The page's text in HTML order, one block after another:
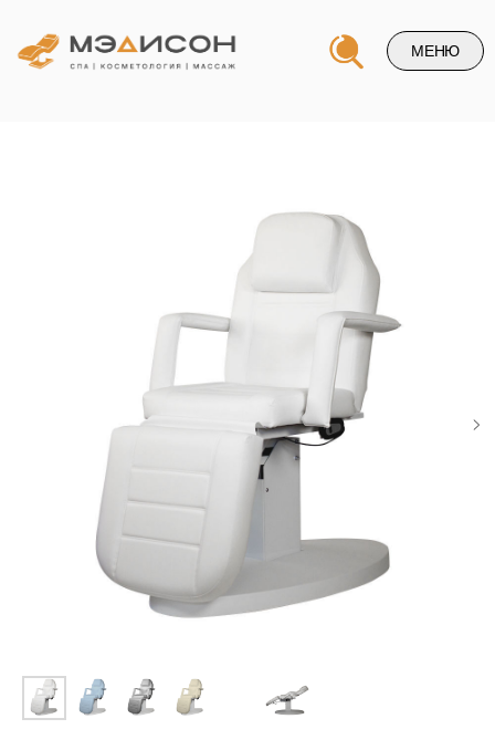
Я ознакомлен с Политикой конфиденциальности
Напишите нам и и мы свяжемся
с вами в ближайшее время